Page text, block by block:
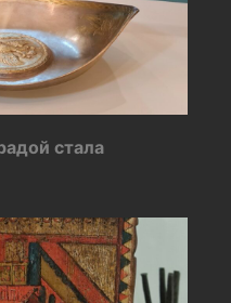
стала